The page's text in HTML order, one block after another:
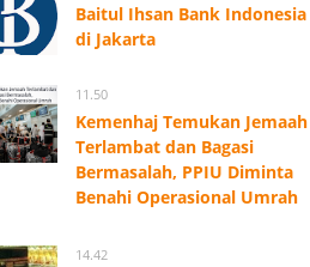
Baitul Ihsan Bank Indonesia
di Jakarta
11.50
Kemenhaj Temukan Jemaah
Terlambat dan Bagasi
Bermasalah, PPIU Diminta
Benahi Operasional Umrah
14.42